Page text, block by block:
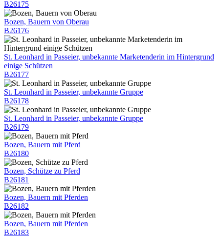
B26175
Bozen, Bauern von Oberau
B26176
St. Leonhard in Passeier, unbekannte Marketenderin im Hintergrund
einige Schützen
B26177
St. Leonhard in Passeier, unbekannte Gruppe
B26178
St. Leonhard in Passeier, unbekannte Gruppe
B26179
Bozen, Bauern mit Pferd
B26180
Bozen, Schütze zu Pferd
B26181
Bozen, Bauern mit Pferden
B26182
Bozen, Bauern mit Pferden
B26183